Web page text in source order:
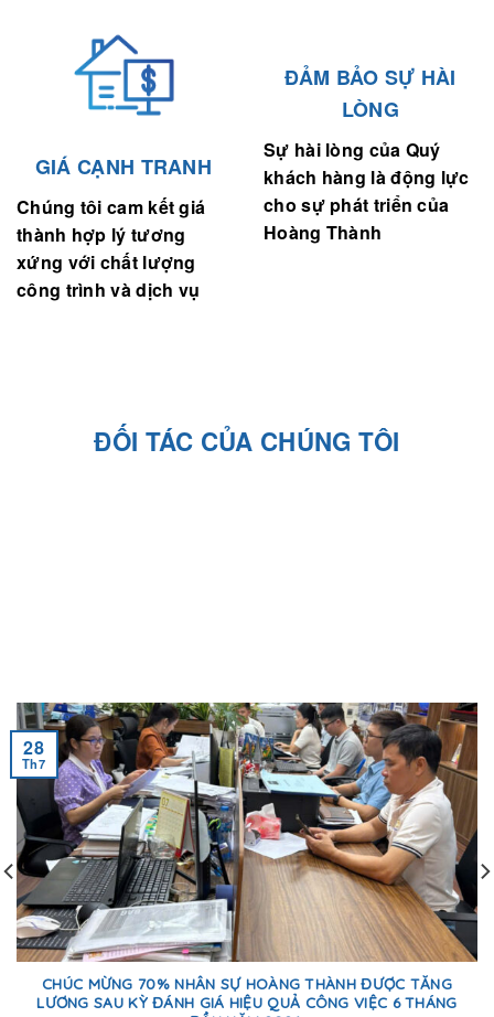
Chúng tôi cam kết giá
thành hợp lý tương
xứng với chất lượng
công trình và dịch vụ
LÒNG
Sự hài lòng của Quý
khách hàng là động lực
cho sự phát triển của
Hoàng Thành
CHÚC MỪNG 70% NHÂN SỰ HOÀNG THÀNH ĐƯỢC TĂNG
LƯƠNG SAU KỲ ĐÁNH GIÁ HIỆU QUẢ CÔNG VIỆC 6 THÁNG
ĐẦU NĂM 2026.
Định kỳ 1 năm Hoàng Thành sẽ xét tăng lương 2 lần và
28
Th7